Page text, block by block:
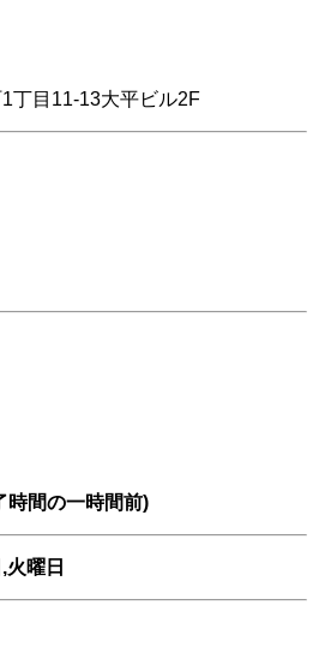
丁目11-13大平ビル2F
時間の一時間前)
火曜日